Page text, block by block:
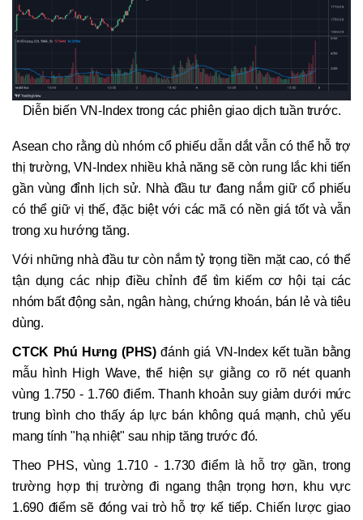
Diễn biến VN-Index trong các phiên giao dịch tuần trước.
Asean cho rằng dù nhóm cổ phiếu dẫn dắt vẫn có thể hỗ trợ
thị trường, VN-Index nhiều khả năng sẽ còn rung lắc khi tiến
gần vùng đỉnh lịch sử. Nhà đầu tư đang nắm giữ cổ phiếu
có thể giữ vị thế, đặc biệt với các mã có nền giá tốt và vẫn
trong xu hướng tăng.
Với những nhà đầu tư còn nắm tỷ trọng tiền mặt cao, có thể
tận dụng các nhịp điều chỉnh để tìm kiếm cơ hội tại các
nhóm bất động sản, ngân hàng, chứng khoán, bán lẻ và tiêu
dùng.
CTCK Phú Hưng (PHS)đánh giá VN-Index kết tuần bằng
mẫu hình High Wave, thể hiện sự giằng co rõ nét quanh
vùng 1.750 - 1.760 điểm. Thanh khoản suy giảm dưới mức
trung bình cho thấy áp lực bán không quá mạnh, chủ yếu
mang tính "hạ nhiệt" sau nhịp tăng trước đó.
Theo PHS, vùng 1.710 - 1.730 điểm là hỗ trợ gần, trong
trường hợp thị trường đi ngang thận trọng hơn, khu vực
1.690 điểm sẽ đóng vai trò hỗ trợ kế tiếp. Chiến lược giao